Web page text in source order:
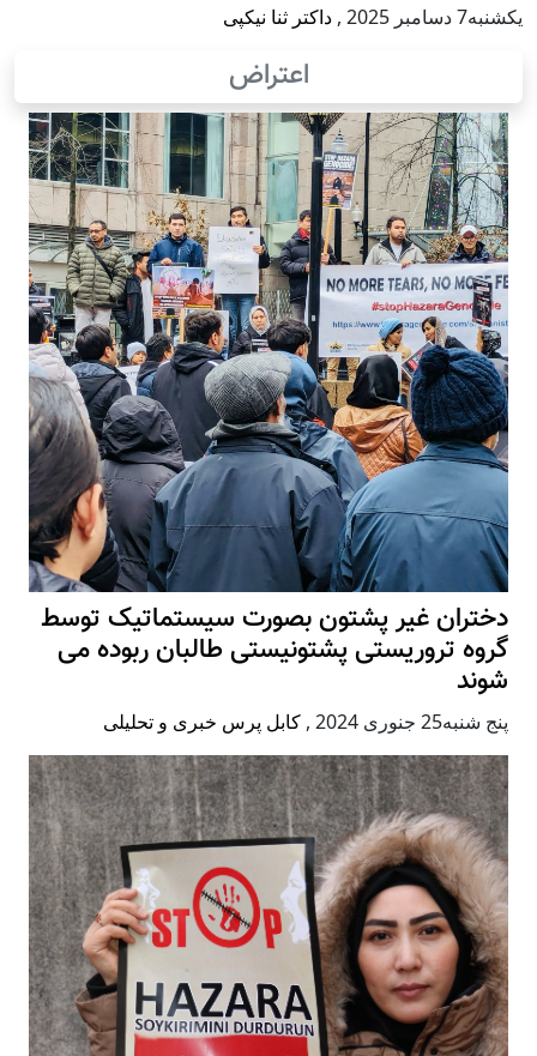
يكشنبه7 دسامبر 2025 ,داکتر ثنا نیکپی
اعتراض
دختران غیر پشتون بصورت سیستماتیک توسط
گروه تروریستی پشتونیستی طالبان ربوده می
شوند
پنج شنبه25 جنوری 2024 ,کابل پرس خبری و تحلیلی